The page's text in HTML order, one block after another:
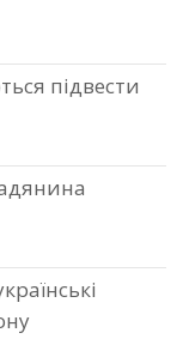
підвести